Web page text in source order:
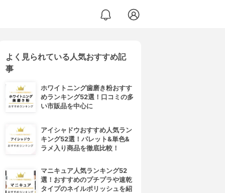
よく見られている人気おすすめ記
事
ホワイトニング歯磨き粉おすす
めランキング52選！口コミの多
い市販品を中心に
アイシャドウおすすめ人気ラン
キング52選！パレット&単色&
ラメ入り商品を徹底比較！
マニキュア人気ランキング52
選！おすすめのプチプラや速乾
タイプのネイルポリッシュを紹